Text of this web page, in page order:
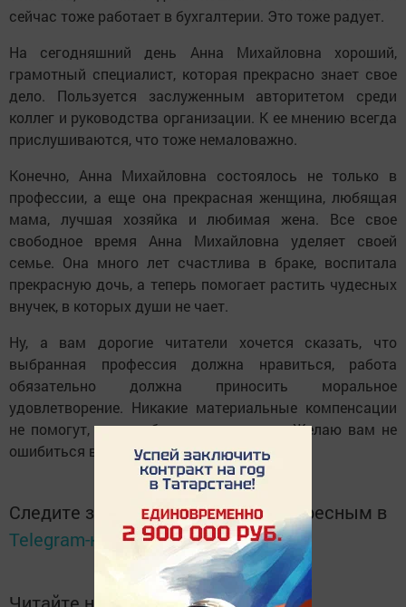
сейчас тоже работает в бухгалтерии. Это тоже радует.
На сегодняшний день Анна Михайловна хороший,
грамотный специалист, которая прекрасно знает свое
дело. Пользуется заслуженным авторитетом среди
коллег и руководства организации. К ее мнению всегда
прислушиваются, что тоже немаловажно.
Конечно, Анна Михайловна состоялось не только в
профессии, а еще она прекрасная женщина, любящая
мама, лучшая хозяйка и любимая жена. Все свое
свободное время Анна Михайловна уделяет своей
семье. Она много лет счастлива в браке, воспитала
прекрасную дочь, а теперь помогает растить чудесных
внучек, в которых души не чает.
Ну, а вам дорогие читатели хочется сказать, что
выбранная профессия должна нравиться, работа
обязательно должна приносить моральное
удовлетворение. Никакие материальные компенсации
не помогут, если работа не в радость. Желаю вам не
ошибиться в выборе профессии!
Следите за самым важным и интересным в
Telegram-каналеТатмедиа